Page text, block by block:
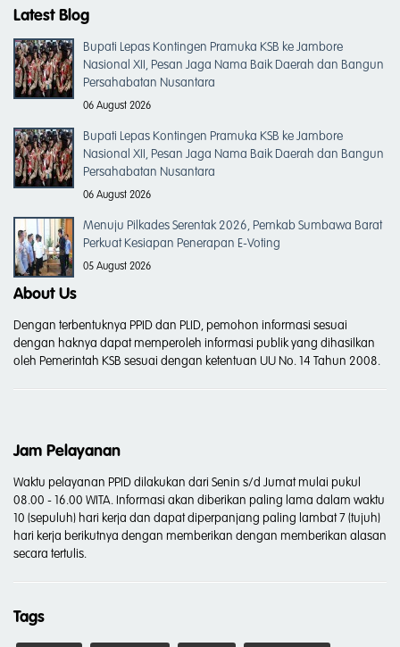
Latest Blog
Bupati Lepas Kontingen Pramuka KSB ke Jambore
Nasional XII, Pesan Jaga Nama Baik Daerah dan Bangun
Persahabatan Nusantara
06 August 2026
Bupati Lepas Kontingen Pramuka KSB ke Jambore
Nasional XII, Pesan Jaga Nama Baik Daerah dan Bangun
Persahabatan Nusantara
06 August 2026
Menuju Pilkades Serentak 2026, Pemkab Sumbawa Barat
Perkuat Kesiapan Penerapan E-Voting
05 August 2026
About Us
Dengan terbentuknya PPID dan PLID, pemohon informasi sesuai
dengan haknya dapat memperoleh informasi publik yang dihasilkan
oleh Pemerintah KSB sesuai dengan ketentuan UU No. 14 Tahun 2008.
Jam Pelayanan
Waktu pelayanan PPID dilakukan dari Senin s/d Jumat mulai pukul
08.00 - 16.00 WITA. Informasi akan diberikan paling lama dalam waktu
10 (sepuluh) hari kerja dan dapat diperpanjang paling lambat 7 (tujuh)
hari kerja berikutnya dengan memberikan dengan memberikan alasan
secara tertulis.
Tags